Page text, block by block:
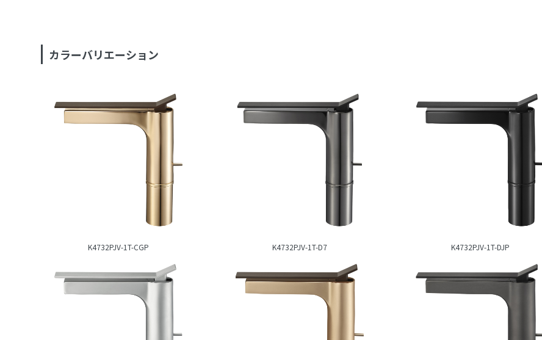
カラーバリエーション
K4732PJV-1T-CGP K4732PJV-1T-D7 K4732PJV-1T-DJP